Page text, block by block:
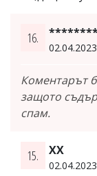
16.
Коментарът
защото
спам.
15. ХХ